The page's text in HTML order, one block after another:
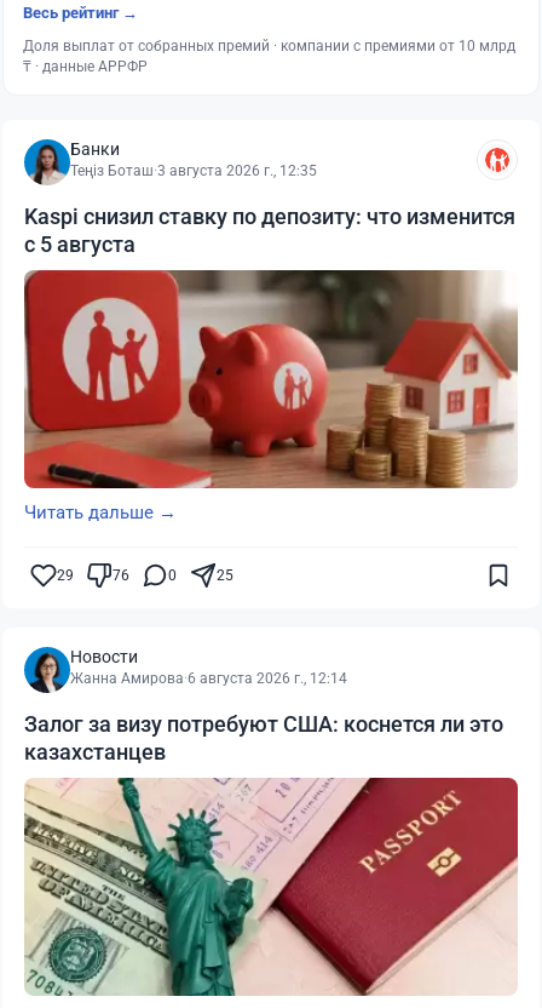
Весь рейтинг →
Доля выплат от собранных премий · компании с премиями от 10 млрд
₸ · данные АРРФР
Банки
Теңіз Боташ·3 августа 2026 г., 12:35
Kaspi снизил ставку по депозиту: что изменится
с 5 августа
Читать дальше →
29 76 0 25
Новости
Жанна Амирова·6 августа 2026 г., 12:14
Залог за визу потребуют США: коснется ли это
казахстанцев